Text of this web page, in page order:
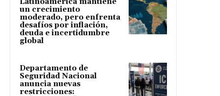
un crecimiento
moderado, pero enfrenta
desafíos por inflación,
deuda e incertidumbre
global
Departamento de
Seguridad Nacional
anuncia nuevas
restricciones: